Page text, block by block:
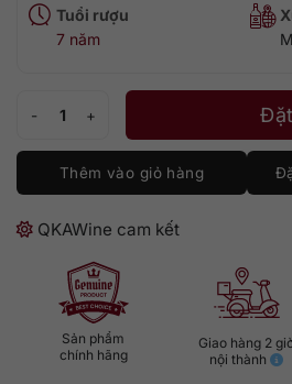
Tuổi rượu
7 năm
Heaven Hill Bottled-in-Bond số lượng
Thêm vào giỏ hàng
QKAWine cam kết
Sản phẩm
chính hãng
Giao hàng 2
nội thành